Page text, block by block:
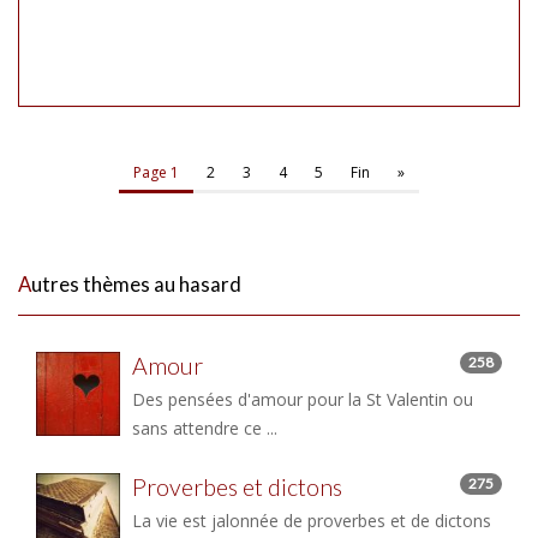
Page 1 2 3 4 5 Fin »
Autres thèmes au hasard
Amour 258
Des pensées d'amour pour la St Valentin ou
sans attendre ce ...
Proverbes et dictons 275
La vie est jalonnée de proverbes et de dictons